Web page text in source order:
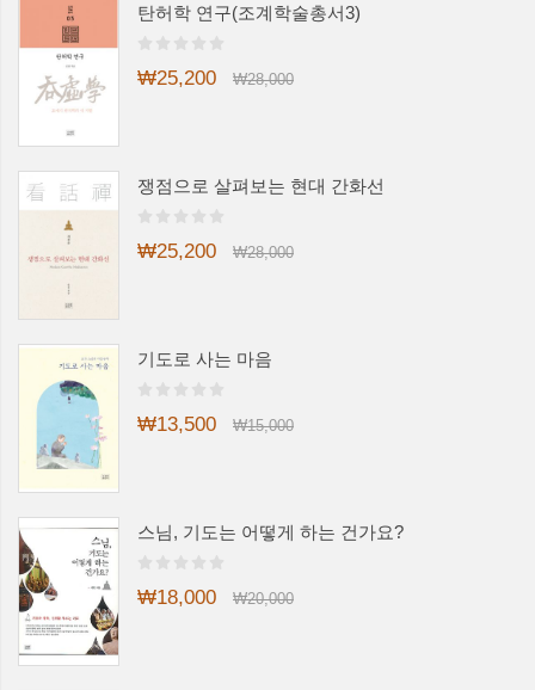
탄허학 연구(조계학술총서3)
₩25,200 ₩28,000
쟁점으로 살펴보는 현대 간화선
₩25,200 ₩28,000
기도로 사는 마음
₩13,500 ₩15,000
스님, 기도는 어떻게 하는 건가요?
₩18,000 ₩20,000